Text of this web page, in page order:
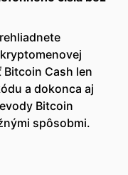
Cash len
a dokonca aj
Bitcoin
spôsobmi.